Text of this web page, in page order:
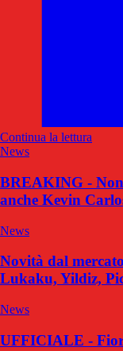
Continua la lettura
News
BREAKING -
anche Kevin
News
Novità dal
Lukaku, Yildiz,
News
UFFICIALE -